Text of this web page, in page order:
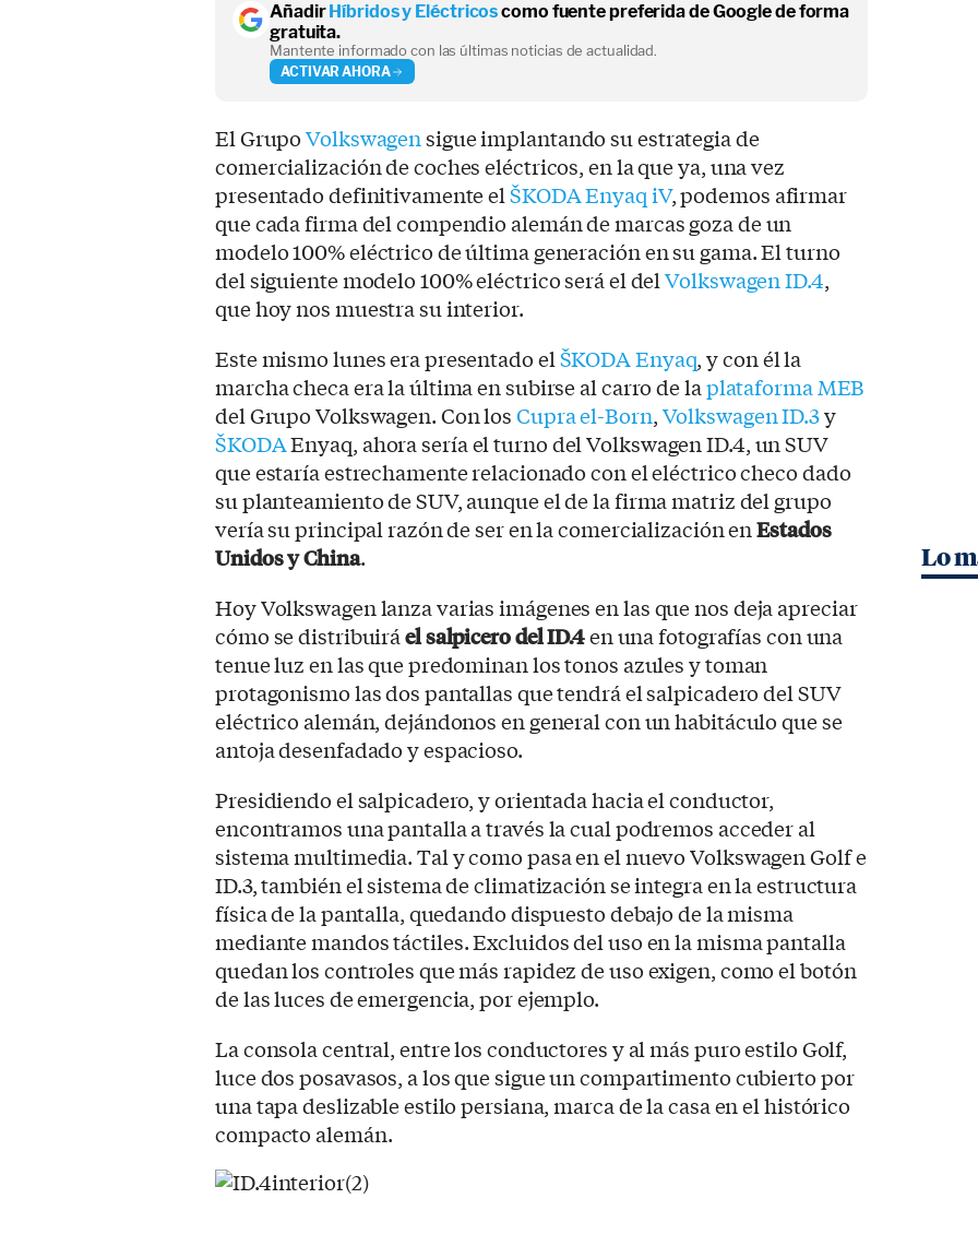
AñadirHíbridos y Eléctricoscomo fuente preferida de Google de forma
gratuita.
Mantente informado con las últimas noticias de actualidad.
ACTIVAR AHORA
El GrupoVolkswagensigue implantando su estrategia de
comercialización de coches eléctricos, en la que ya, una vez
presentado definitivamente elŠKODAEnyaq iV, podemos afirmar
que cada firma del compendio alemán de marcas goza de un
modelo 100% eléctrico de última generación en su gama. El turno
del siguiente modelo 100% eléctrico será el delVolkswagen ID.4,
que hoy nos muestra su interior.
Este mismo lunes era presentado elŠKODA Enyaq, y con él la
marcha checa era la última en subirse al carro de laplataforma MEB
del Grupo Volkswagen. Con losCupra el-Born,Volkswagen ID.3y
ŠKODAEnyaq, ahora sería el turno del Volkswagen ID.4, un SUV
que estaría estrechamente relacionado con el eléctrico checo dado
su planteamiento de SUV, aunque el de la firma matriz del grupo
vería su principal razón de ser en la comercialización enEstados
Unidos y China.
Hoy Volkswagen lanza varias imágenes en las que nos deja apreciar
cómo se distribuiráel salpicero del ID.4en una fotografías con una
tenue luz en las que predominan los tonos azules y toman
protagonismo las dos pantallas que tendrá el salpicadero del SUV
eléctrico alemán, dejándonos en general con un habitáculo que se
antoja desenfadado y espacioso.
Presidiendo el salpicadero, y orientada hacia el conductor,
encontramos una pantalla a través la cual podremos acceder al
sistema multimedia. Tal y como pasa en el nuevo Volkswagen Golf e
ID.3, también el sistema de climatización se integra en la estructura
física de la pantalla, quedando dispuesto debajo de la misma
mediante mandos táctiles. Excluidos del uso en la misma pantalla
quedan los controles que más rapidez de uso exigen, como el botón
de las luces de emergencia, por ejemplo.
La consola central, entre los conductores y al más puro estilo Golf,
luce dos posavasos, a los que sigue un compartimento cubierto por
una tapa deslizable estilo persiana, marca de la casa en el histórico
compacto alemán.
Lo